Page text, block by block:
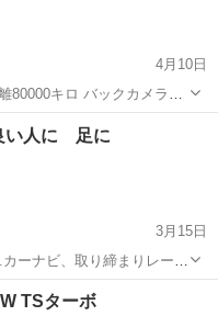
4月10日
80000キロ バックカメラ、
距離
い人に 足に
3月15日
ーナビ、取り締まりレーダ
も十分あります。 内装は
劣化が多数です。 乗った感
TSターボ